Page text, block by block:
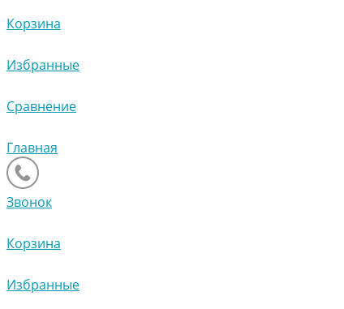
Корзина
Избранные
Сравнение
Главная
Звонок
Корзина
Избранные